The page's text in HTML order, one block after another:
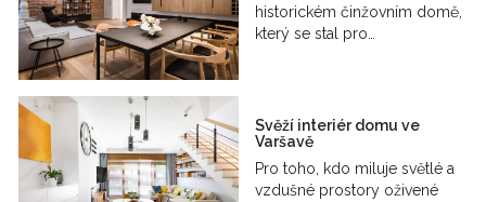
historickém činžovním domě,
který se stal pro…
Svěží interiér domu ve
Varšavě
Pro toho, kdo miluje světlé a
vzdušné prostory oživené